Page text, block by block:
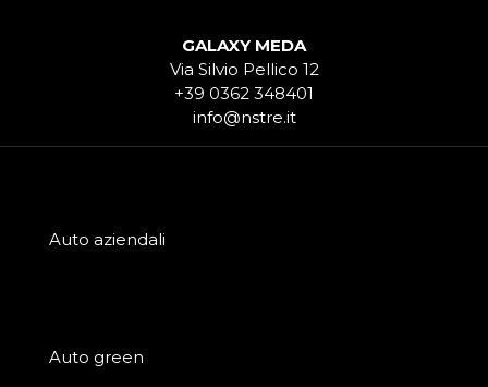
GALAXY MEDA
Via Silvio Pellico 12
+39 0362 348401
info@nstre.it
Auto aziendali
Auto green